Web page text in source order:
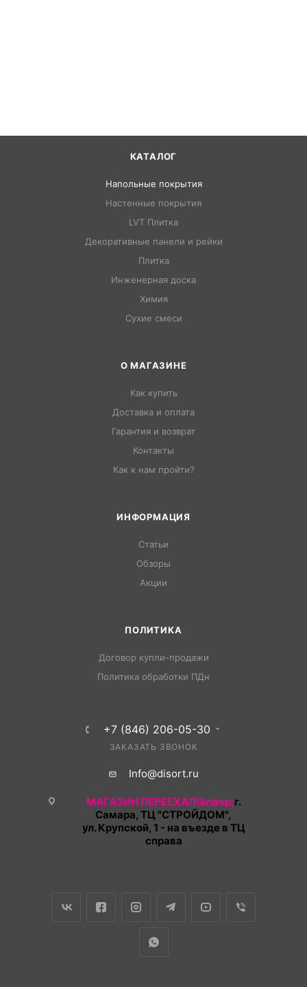
КАТАЛОГ
Напольные покрытия
Настенные покрытия
LVT Плитка
Декоративные панели и рейки
Плитка
Инженерная доска
Химия
Сухие смеси
О МАГАЗИНЕ
Как купить
Доставка и оплата
Гарантия и возврат
Контакты
Как к нам пройти?
ИНФОРМАЦИЯ
Статьи
Обзоры
Акции
ПОЛИТИКА
Договор купли-продажи
Политика обработки ПДн
+7 (846) 206-05-30
ЗАКАЗАТЬ ЗВОНОК
Info@disort.ru
МАГАЗИН ПЕРЕЕХАЛ!&nbsp;г.
Самара, ТЦ "СТРОЙДОМ",
ул. Крупской, 1 - на въезде в ТЦ
справа